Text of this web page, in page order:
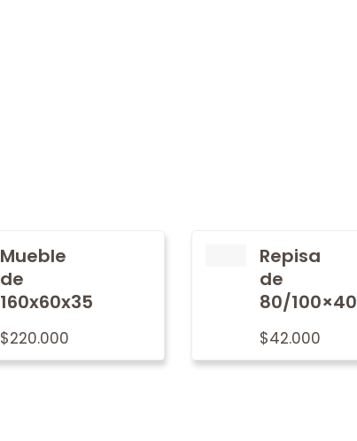
Mueble
de
160x60x35
$220.000
Repisa
de
80/100×40
$42.000